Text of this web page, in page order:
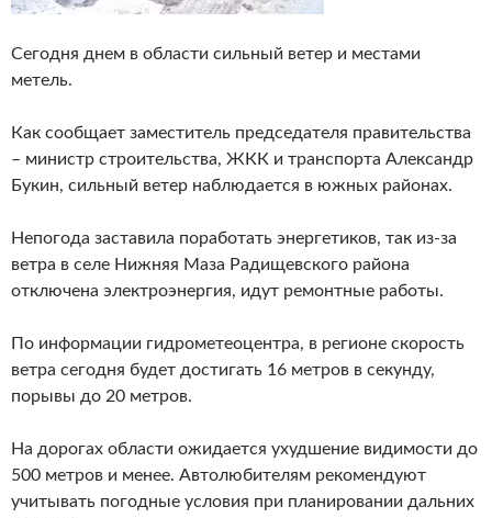
Cегодня днем в области сильный ветер и местами
метель.
Как сообщает заместитель председателя правительства
– министр строительства, ЖКК и транспорта Александр
Букин, сильный ветер наблюдается в южных районах.
Непогода заставила поработать энергетиков, так из-за
ветра в cеле Нижняя Маза Радищевского района
отключена электроэнергия, идут ремонтные работы.
По информации гидрометеоцентра, в регионе скорость
ветра сегодня будет достигать 16 метров в секунду,
порывы до 20 метров.
На дорогах области ожидается ухудшение видимости до
500 метров и менее. Автолюбителям рекомендуют
учитывать погодные условия при планировании дальних